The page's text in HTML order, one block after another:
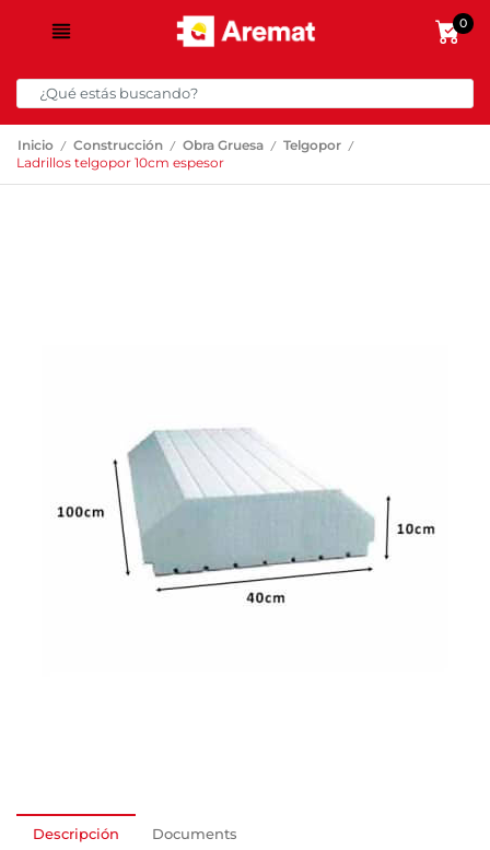
0
Inicio / Construcción / Obra Gruesa / Telgopor /
Ladrillos telgopor 10cm espesor
Descripción Documents